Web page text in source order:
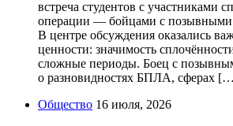
встреча студентов с участниками
операции — бойцами с позывными
В центре обсуждения оказались
ценности: значимость
сложные периоды. Боец с
о разновидностях БПЛА, сферах
Общество 16 июля, 2026